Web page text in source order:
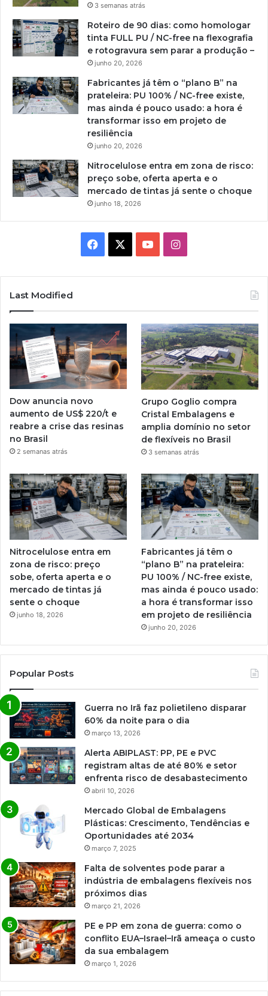
3 semanas atrás
Roteiro de 90 dias: como homologar
tinta FULL PU / NC-free na flexografia
e rotogravura sem parar a produção –
junho 20, 2026
Fabricantes já têm o “plano B” na
prateleira: PU 100% / NC-free existe,
mas ainda é pouco usado: a hora é
transformar isso em projeto de
resiliência
junho 20, 2026
Nitrocelulose entra em zona de risco:
preço sobe, oferta aperta e o
mercado de tintas já sente o choque
junho 18, 2026
Facebook YouTubeInstagram
Last Modified
Dow anuncia novo
aumento de US$ 220/t e
reabre a crise das resinas
no Brasil
2 semanas atrás
Grupo Goglio compra
Cristal Embalagens e
amplia domínio no setor
de flexíveis no Brasil
3 semanas atrás
Nitrocelulose entra em
zona de risco: preço
sobe, oferta aperta e o
mercado de tintas já
sente o choque
junho 18, 2026
Fabricantes já têm o
“plano B” na prateleira:
PU 100% / NC-free existe,
mas ainda é pouco usado:
a hora é transformar isso
em projeto de resiliência
junho 20, 2026
Popular Posts
Guerra no Irã faz polietileno disparar
60% da noite para o dia
março 13, 2026
Alerta ABIPLAST: PP, PE e PVC
registram altas de até 80% e setor
enfrenta risco de desabastecimento
abril 10, 2026
Mercado Global de Embalagens
Plásticas: Crescimento, Tendências e
Oportunidades até 2034
março 7, 2025
Falta de solventes pode parar a
indústria de embalagens flexíveis nos
próximos dias
março 21, 2026
PE e PP em zona de guerra: como o
conflito EUA–Israel–Irã ameaça o custo
da sua embalagem
março 1, 2026